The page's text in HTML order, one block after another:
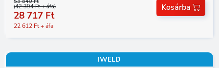
(42 394 Ft + áfa)
28 717 Ft
22 612 Ft + áfa
Kosárba
IWELD